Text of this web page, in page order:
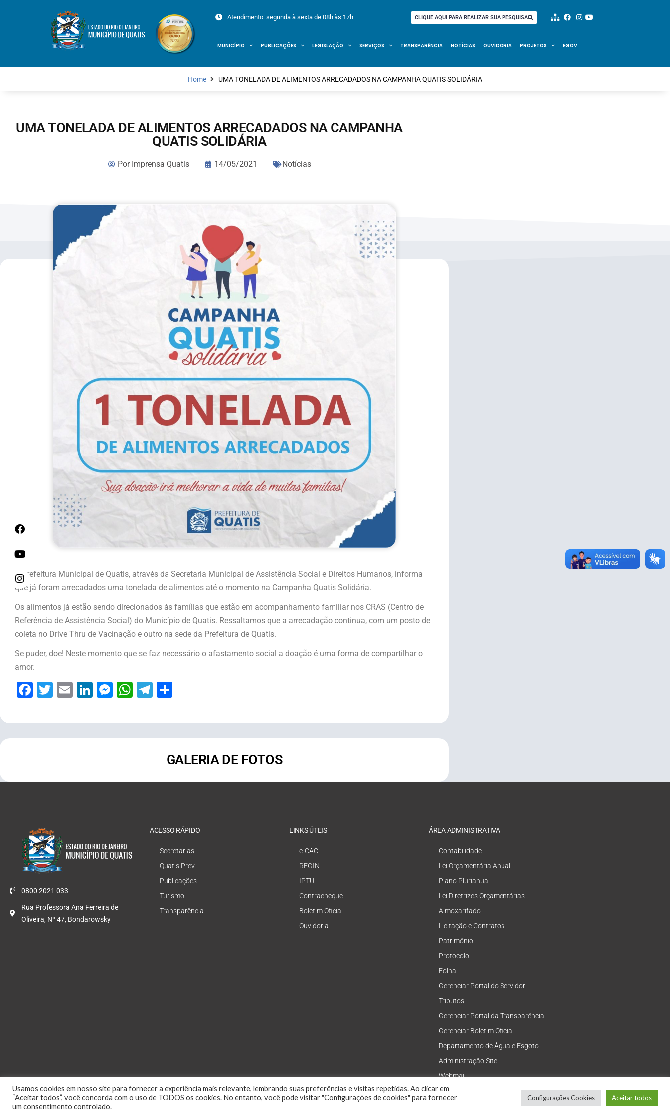
Atendimento: segunda à sexta de 08h às 17h CLIQUE AQUI PARA REALIZAR SUA PESQUISA
MUNICÍPIO PUBLICAÇÕES LEGISLAÇÃO SERVIÇOS TRANSPARÊNCIA NOTÍCIAS OUVIDORIA PROJETOS EGOV
Home UMA TONELADA DE ALIMENTOS ARRECADADOS NA CAMPANHA QUATIS SOLIDÁRIA
UMA TONELADA DE ALIMENTOS ARRECADADOS NA CAMPANHA
QUATIS SOLIDÁRIA
PorImprensa Quatis 14/05/2021 Notícias
A Prefeitura Municipal de Quatis, através da Secretaria Municipal de Assistência Social e Direitos Humanos, informa
que já foram arrecadados uma tonelada de alimentos até o momento na Campanha Quatis Solidária.
Os alimentos já estão sendo direcionados às famílias que estão em acompanhamento familiar nos CRAS (Centro de
Referência de Assistência Social) do Município de Quatis. Ressaltamos que a arrecadação continua, com um posto de
coleta no Drive Thru de Vacinação e outro na sede da Prefeitura de Quatis.
Se puder, doe! Neste momento que se faz necessário o afastamento social a doação é uma forma de compartilhar o
amor.
Facebook
Twitter
EmailLinkedIn
Messenger
WhatsApp
Telegram
GALERIA DE FOTOS
0800 2021 033
Rua Professora Ana Ferreira de
Oliveira, Nº 47, Bondarowsky
ACESSO RÁPIDO
Secretarias
Quatis Prev
Publicações
Turismo
Transparência
LINKS ÚTEIS
e-CAC
REGIN
IPTU
Contracheque
Boletim Oficial
Ouvidoria
ÁREA ADMINISTRATIVA
Contabilidade
Lei Orçamentária Anual
Plano Plurianual
Lei Diretrizes Orçamentárias
Almoxarifado
Licitação e Contratos
Patrimônio
Protocolo
Folha
Gerenciar Portal do Servidor
Tributos
Gerenciar Portal da Transparência
Gerenciar Boletim Oficial
Departamento de Água e Esgoto
Administração Site
Webmail
Usamos cookies em nosso site para fornecer a experiência mais relevante, lembrando suas preferências e visitas repetidas. Ao clicar em
“Aceitar todos”, você concorda com o uso de TODOS os cookies. No entanto, você pode visitar "Configurações de cookies" para fornecer
um consentimento controlado.
Configurações Cookies Aceitar todos